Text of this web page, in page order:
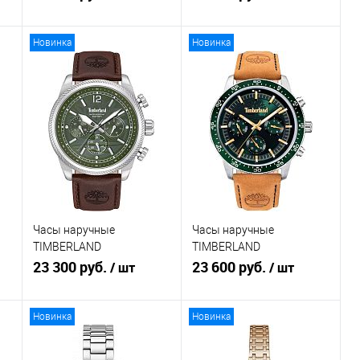
Зарезервировать
Купить в 1
клик
К
сравнению
В избранное
Недоступно
В корзину
Купить в 1
клик
К
сравнению
В избранное
В
наличии
Новинка
Часы наручные
TIMBERLAND
TDWGF0082802
23 300 руб. / шт
Зарезервировать
Новинка
Часы наручные
TIMBERLAND
TDWGF0074901M
23 600 руб. / шт
В корзину
Новинка Новинка